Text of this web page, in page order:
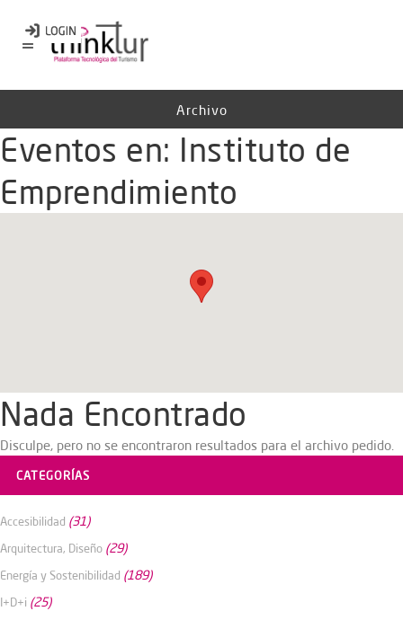
Archivo
Eventos en: Instituto de
Emprendimiento
Nada Encontrado
Disculpe, pero no se encontraron resultados para el archivo pedido.
CATEGORÍAS
Accesibilidad (31)
Arquitectura, Diseño (29)
Energía y Sostenibilidad (189)
I+D+i (25)